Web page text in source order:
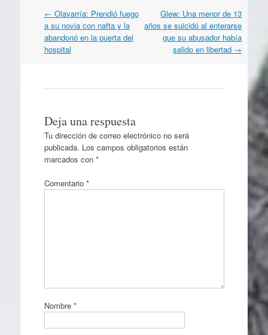
Navegación
por
artículos
← Olavarría: Prendió fuego
a su novia con nafta y la
abandonó en la puerta del
hospital
Glew: Una menor de 13
años se suicidó al enterarse
que su abusador había
salido en libertad →
Deja una respuesta
Tu dirección de correo electrónico no será
publicada. Los campos obligatorios están
marcados con *
Comentario *
Nombre *